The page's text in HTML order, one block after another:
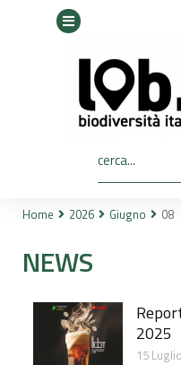
Tu sei qui:
Home 2026 Giugno 08
NEWS
2025​
15